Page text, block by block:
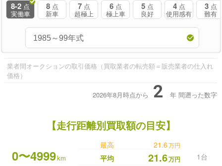
8-2 点
実働車
8 点
新車
7 点
超極上
6 点
極上車
5 点
良好
4 点
使用感有
3 点
難有
業者間オークションの取引価格（買取業者の転売額＝販売業者の仕入れ
価格）
2026年8月時点から 2 年 間遡った数字
【走行距離別買取額の目安】
0〜4999km
最高 21.6万円
1台
平均 21.6万円